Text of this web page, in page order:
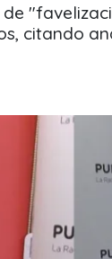
citando